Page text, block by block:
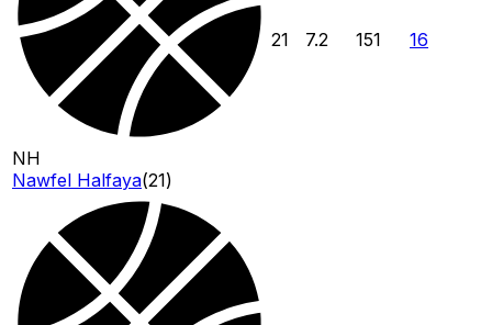
NH
Nawfel Halfaya(21)
21 7.2 151 16